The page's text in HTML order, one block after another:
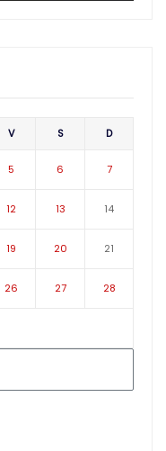
V S D
5 6 7
12 13 14
19 20 21
26 27 28